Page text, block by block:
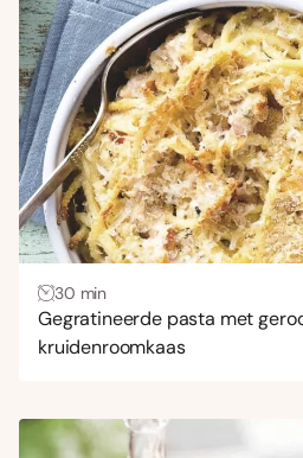
30 min
Gegratineerde pasta met
kruidenroomkaas